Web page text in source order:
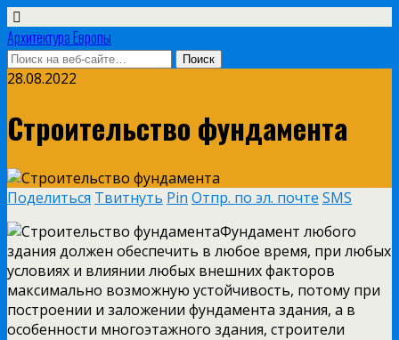
Архитектура Европы
28.08.2022
Строительство фундамента
Поделиться Твитнуть Pin Отпр. по эл. почте SMS
Фундамент любого
здания должен обеспечить в любое время, при любых
условиях и влиянии любых внешних факторов
максимально возможную устойчивость, потому при
построении и заложении фундамента здания, а в
особенности многоэтажного здания, строители